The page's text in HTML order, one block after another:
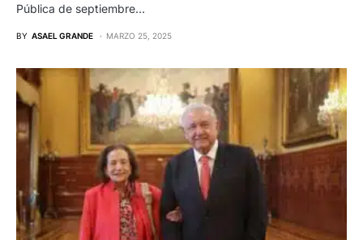
Pública de septiembre…
BY ASAEL GRANDE MARZO 25, 2025